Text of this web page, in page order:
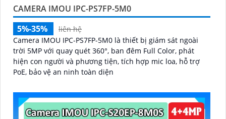
CAMERA IMOU IPC-PS7FP-5M0
5%-35%
liên hệ
Camera IMOU IPC-PS7FP-5M0 là thiết bị giám sát ngoài
trời 5MP với quay quét 360°, ban đêm Full Color, phát
hiện con người và phương tiện, tích hợp mic loa, hỗ trợ
PoE, bảo vệ an ninh toàn diện